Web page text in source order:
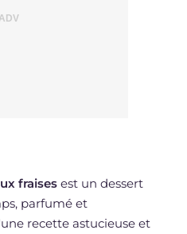
fraisesest un dessert
parfumé et
recette astucieuse et